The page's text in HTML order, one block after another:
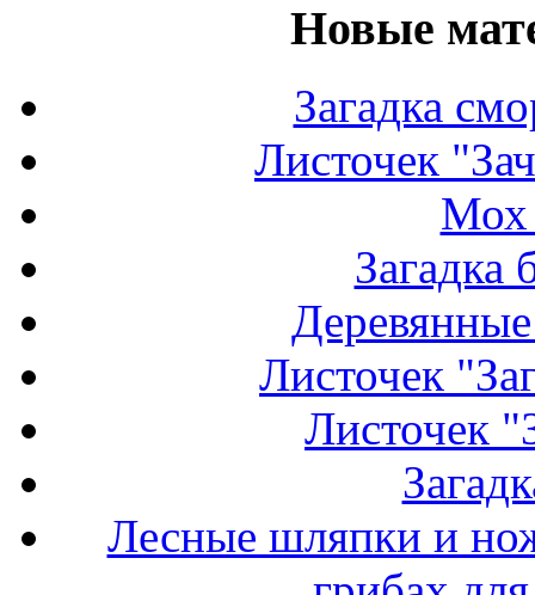
Новые
Загадка
Листочек
Мох
Загадка
Листочек
Листочек
Лесные шляпки и